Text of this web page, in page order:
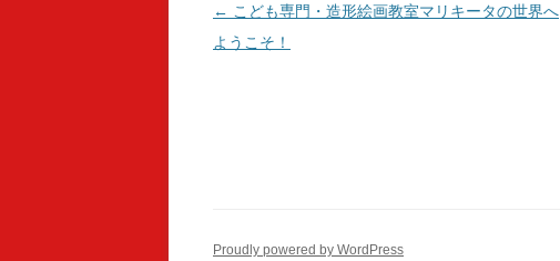
投稿ナビゲーション
← こども専門・造形絵画教室マリキータの世界へ
ようこそ！
Proudly powered by WordPress